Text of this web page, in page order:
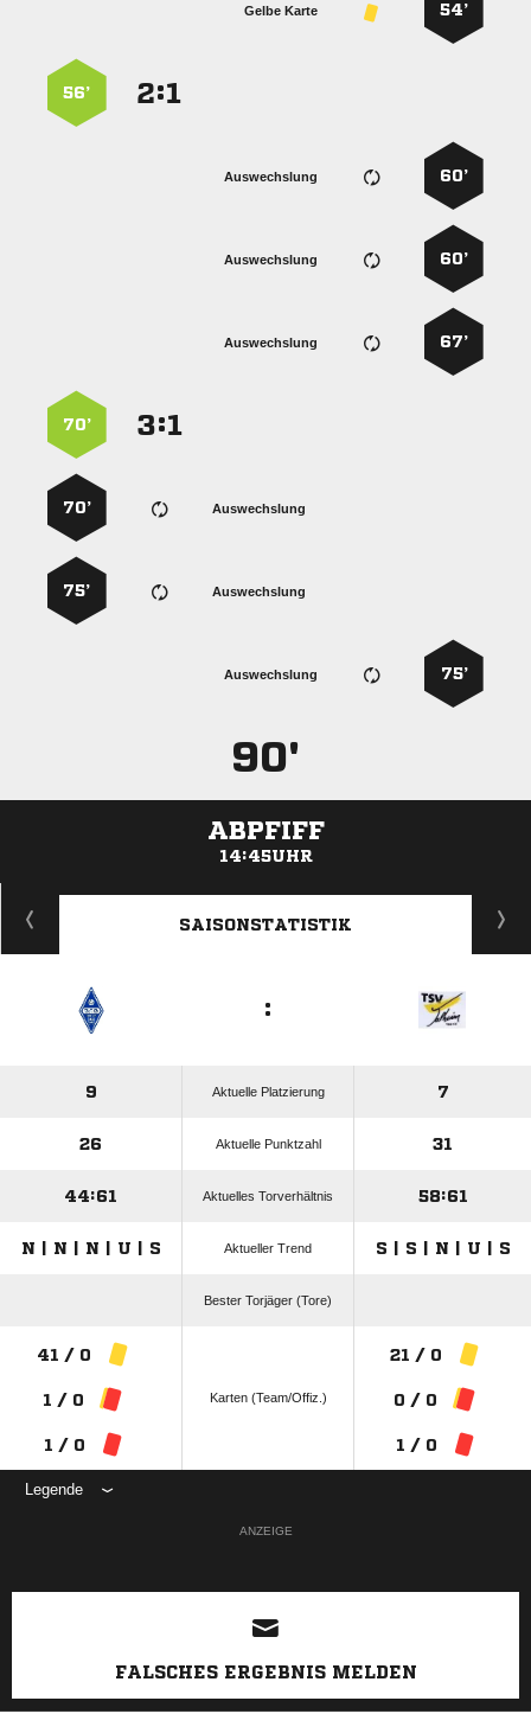
54’
Gelbe Karte
:
56’
60’
Auswechslung
60’
Auswechslung
67’
Auswechslung
:
70’
Auswechslung
70’
Auswechslung
75’
75’
Auswechslung
90'
ABPFIFF
14:45UHR
ANZEIGE
SAISONSTATISTIK
:
9 Aktuelle Platzierung 7
26 Aktuelle Punktzahl 31
44:61 Aktuelles Torverhältnis 58:61
N | N | N | U | S Aktueller Trend S | S | N | U | S
Bester Torjäger (Tore)
41 / 0
1 / 0
1 / 0
Karten (Team/Offiz.)
21 / 0
0 / 0
1 / 0
Legende
ANZEIGE
FALSCHES ERGEBNIS MELDEN